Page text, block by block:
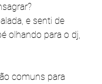
e senti de
olhando para o dj,
comuns para